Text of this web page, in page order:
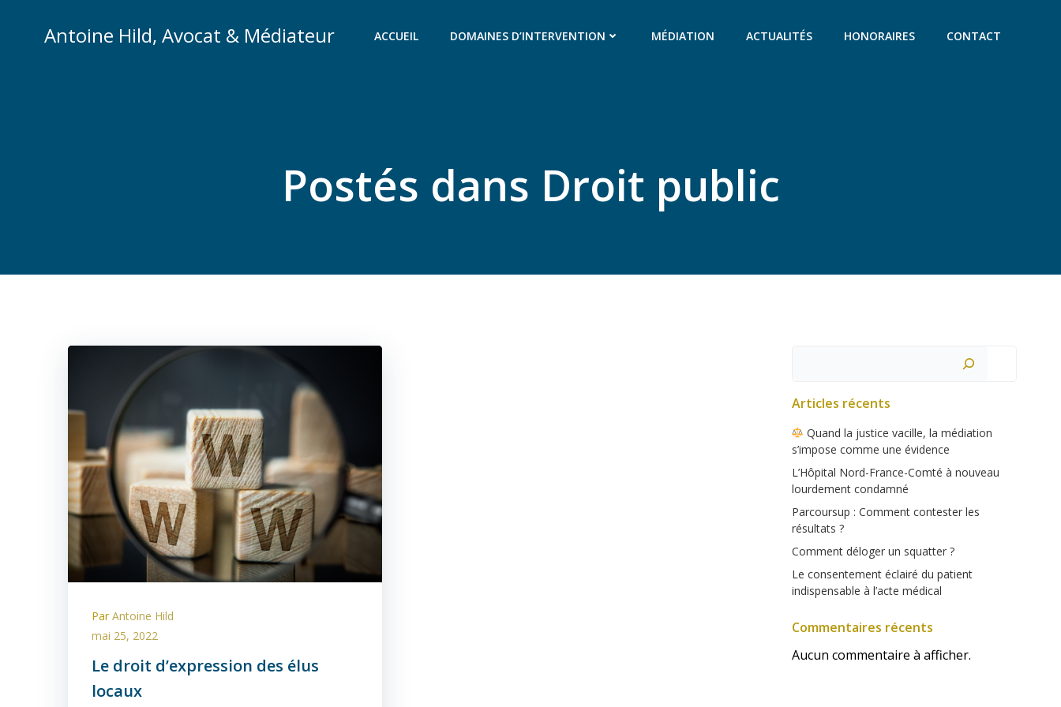
contenuAntoine Hild, Avocat & Médiateur ACCUEIL DOMAINES D’INTERVENTION MÉDIATION ACTUALITÉS HONORAIRES CONTACT
Postés dans Droit public
Par Antoine Hild
mai 25, 2022
Le droit d’expression des élus
locaux
Articles récents
Quand la justice vacille, la médiation
s’impose comme une évidence
L’Hôpital Nord-France-Comté à nouveau
lourdement condamné
Parcoursup : Comment contester les
résultats ?
Comment déloger un squatter ?
Le consentement éclairé du patient
indispensable à l’acte médical
Commentaires récents
Aucun commentaire à afficher.